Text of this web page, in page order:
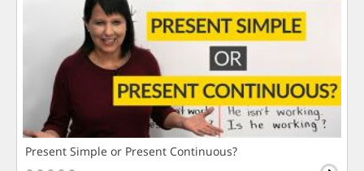
Present Simple or Present Continuous?